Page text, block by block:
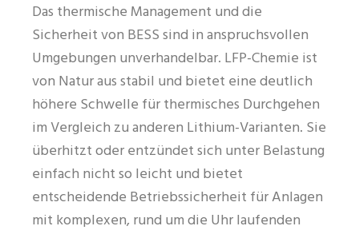
Das thermische Management und die
Sicherheit von BESS sind in anspruchsvollen
Umgebungen unverhandelbar. LFP-Chemie ist
von Natur aus stabil und bietet eine deutlich
höhere Schwelle für thermisches Durchgehen
im Vergleich zu anderen Lithium-Varianten. Sie
überhitzt oder entzündet sich unter Belastung
einfach nicht so leicht und bietet
entscheidende Betriebssicherheit für Anlagen
mit komplexen, rund um die Uhr laufenden